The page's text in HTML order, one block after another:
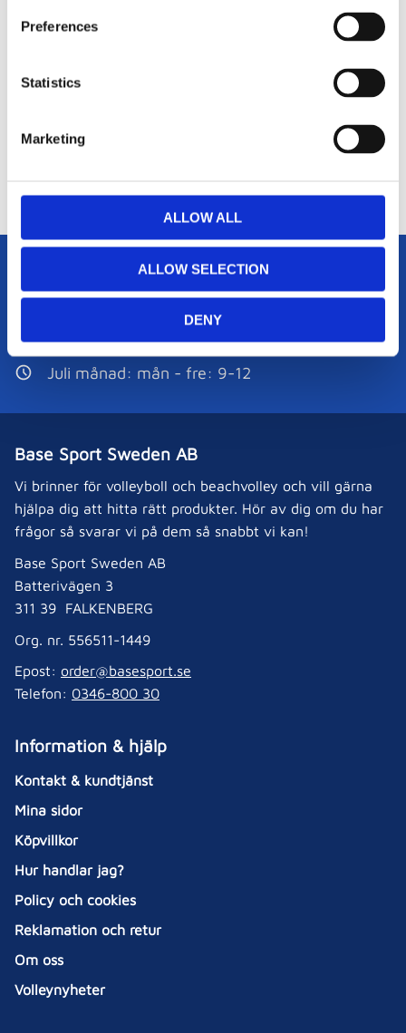
i
Preferences
Statistics
Marketing
ALLOW ALL
ALLOW SELECTION
DENY
ganska normala. Detta set säljs med tröja/shorts i
samma storlek.
Produktinformation
Storlekstabell
order@basesport.se
Juli månad: mån - fre: 9-12
Base Sport Sweden AB
Vi brinner för volleyboll och beachvolley och vill gärna
hjälpa dig att hitta rätt produkter. Hör av dig om du har
frågor så svarar vi på dem så snabbt vi kan!
Base Sport Sweden AB
Batterivägen 3
311 39 FALKENBERG
Org. nr. 556511-1449
Epost: order@basesport.se
Telefon: 0346-800 30
Information & hjälp
Kontakt & kundtjänst
Mina sidor
Köpvillkor
Hur handlar jag?
Policy och cookies
Reklamation och retur
Om oss
Volleynyheter